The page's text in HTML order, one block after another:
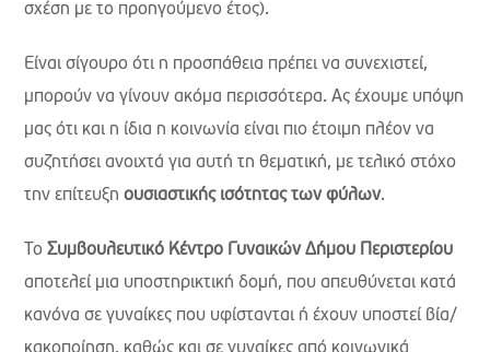
σχέση με το προηγούμενο έτος).
Είναι σίγουρο ότι η προσπάθεια πρέπει να συνεχιστεί,
μπορούν να γίνουν ακόμα περισσότερα. Ας έχουμε υπόψη
μας ότι και η ίδια η κοινωνία είναι πιο έτοιμη πλέον να
συζητήσει ανοιχτά για αυτή τη θεματική, με τελικό στόχο
την επίτευξηουσιαστικής ισότητας των φύλων.
ΤοΣυμβουλευτικό Κέντρο Γυναικών Δήμου Περιστερίου
αποτελεί μια υποστηρικτική δομή, που απευθύνεται κατά
κανόνα σε γυναίκες που υφίστανται ή έχουν υποστεί βία/